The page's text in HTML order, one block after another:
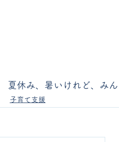
夏休み、暑いけれど、み
子育て支援